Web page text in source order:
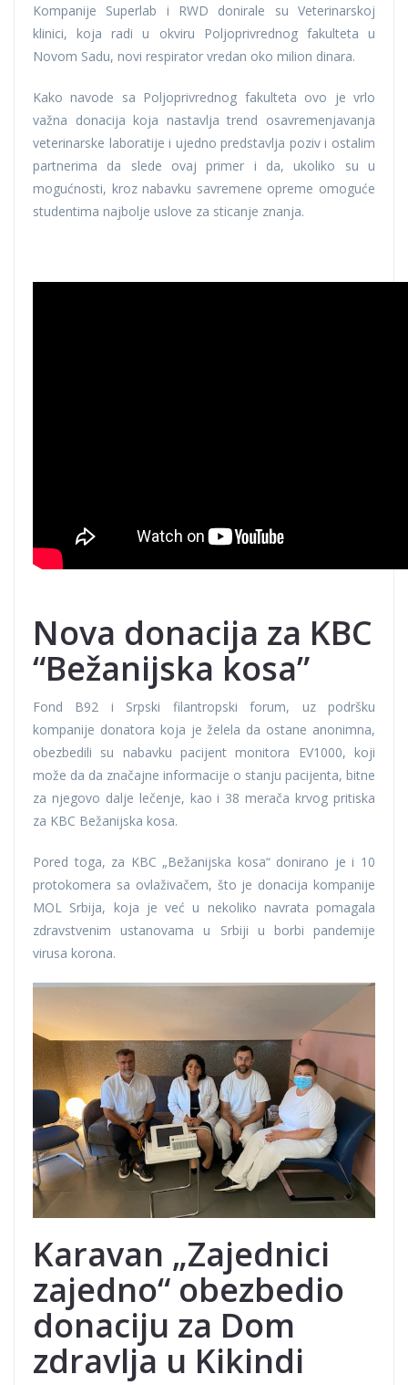
Kompanije Superlab i RWD donirale su Veterinarskoj
klinici, koja radi u okviru Poljoprivrednog fakulteta u
Novom Sadu, novi respirator vredan oko milion dinara.
Kako navode sa Poljoprivrednog fakulteta ovo je vrlo
važna donacija koja nastavlja trend osavremenjavanja
veterinarske laboratije i ujedno predstavlja poziv i ostalim
partnerima da slede ovaj primer i da, ukoliko su u
mogućnosti, kroz nabavku savremene opreme omoguće
studentima najbolje uslove za sticanje znanja.
Nova donacija za KBC
“Bežanijska kosa”
Fond B92 i Srpski filantropski forum, uz podršku
kompanije donatora koja je želela da ostane anonimna,
obezbedili su nabavku pacijent monitora EV1000, koji
može da da značajne informacije o stanju pacijenta, bitne
za njegovo dalje lečenje, kao i 38 merača krvog pritiska
za KBC Bežanijska kosa.
Pored toga, za KBC „Bežanijska kosa“ donirano je i 10
protokomera sa ovlaživačem, što je donacija kompanije
MOL Srbija, koja je već u nekoliko navrata pomagala
zdravstvenim ustanovama u Srbiji u borbi pandemije
virusa korona.
Karavan „Zajednici
zajedno“ obezbedio
donaciju za Dom
zdravlja u Kikindi